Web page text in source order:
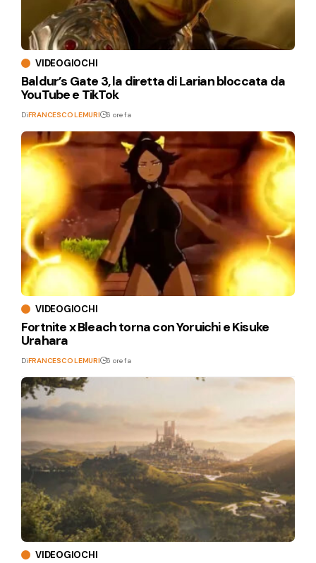
VIDEOGIOCHI
Baldur’s Gate 3, la diretta di Larian bloccata da
YouTube e TikTok
DiFRANCESCO LEMURI 6 ore fa
VIDEOGIOCHI
Fortnite x Bleach torna con Yoruichi e Kisuke
Urahara
DiFRANCESCO LEMURI 6 ore fa
VIDEOGIOCHI